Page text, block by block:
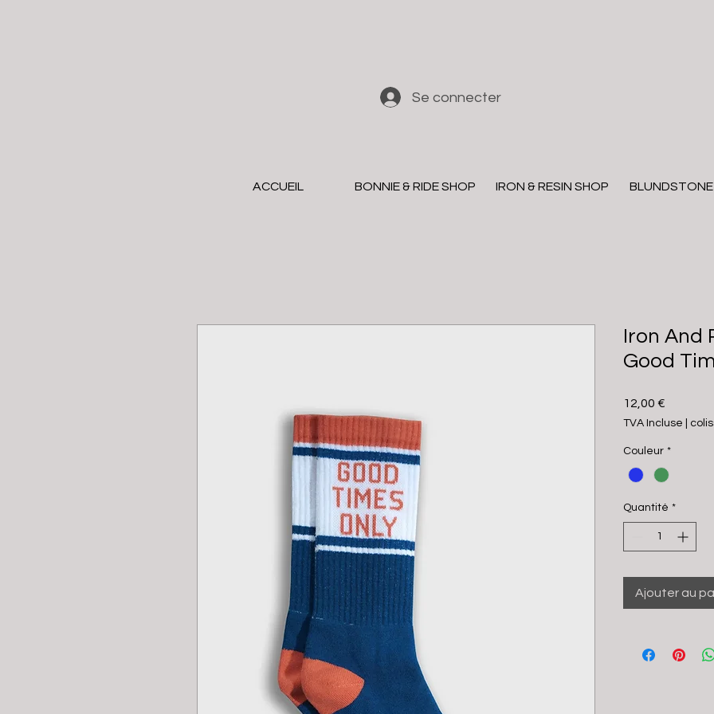
Se connecter
ACCUEIL BONNIE & RIDE SHOP IRON & RESIN SHOP
Iron And
Good
12,00 €
TVA Incluse
Couleur *
Quantité *
Ajouter au